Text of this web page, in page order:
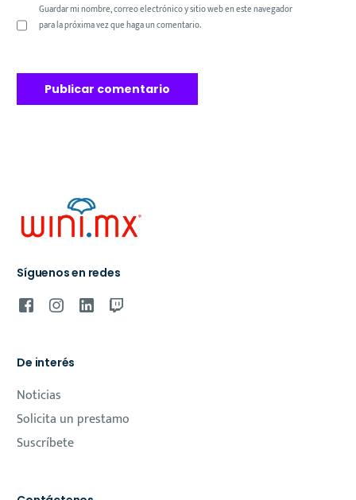
Guardar mi nombre, correo electrónico y sitio web en este navegador
para la próxima vez que haga un comentario.
Síguenos en redes
De interés
Noticias
Solicita un prestamo
Suscríbete